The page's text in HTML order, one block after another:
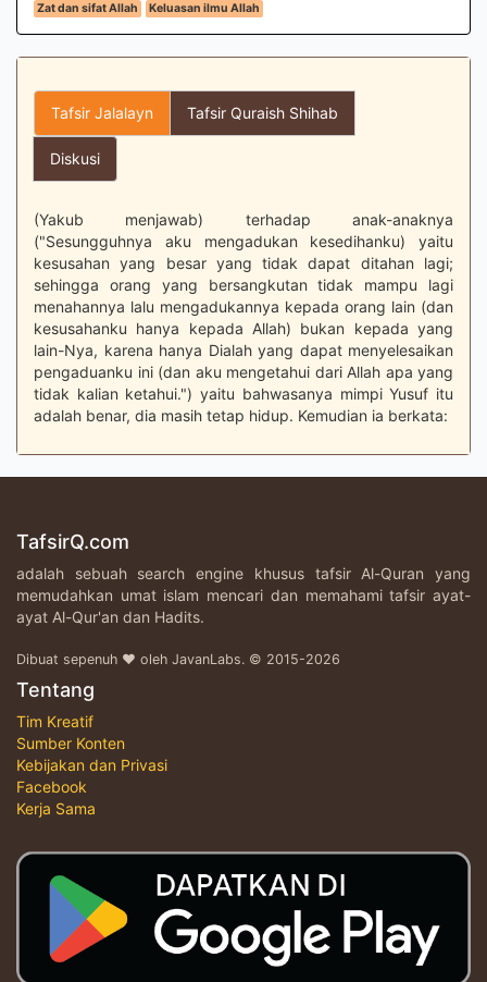
Zat dan sifat Allah
Keluasan ilmu Allah
Tafsir Jalalayn Tafsir Quraish Shihab
Diskusi
(Yakub menjawab) terhadap anak-anaknya
("Sesungguhnya aku mengadukan kesedihanku) yaitu
kesusahan yang besar yang tidak dapat ditahan lagi;
sehingga orang yang bersangkutan tidak mampu lagi
menahannya lalu mengadukannya kepada orang lain (dan
kesusahanku hanya kepada Allah) bukan kepada yang
lain-Nya, karena hanya Dialah yang dapat menyelesaikan
pengaduanku ini (dan aku mengetahui dari Allah apa yang
tidak kalian ketahui.") yaitu bahwasanya mimpi Yusuf itu
adalah benar, dia masih tetap hidup. Kemudian ia berkata:
TafsirQ.com
adalah sebuah search engine khusus tafsir Al-Quran yang
memudahkan umat islam mencari dan memahami tafsir ayat-
ayat Al-Qur'an dan Hadits.
Dibuat sepenuh ♥ oleh JavanLabs. © 2015-2026
Tentang
Tim Kreatif
Sumber Konten
Kebijakan dan Privasi
Facebook
Kerja Sama